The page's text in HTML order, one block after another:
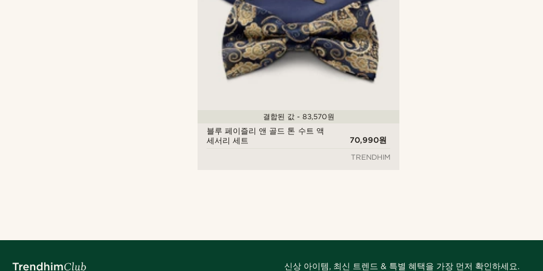
블루 페이즐리 앤 골드 톤 수트 액
세서리 세트
70,990원
결합된 값 - 83,570원
TRENDHIM
신상 아이템, 최신 트렌드 & 특별 혜택을 가장 먼저 확인하세요.